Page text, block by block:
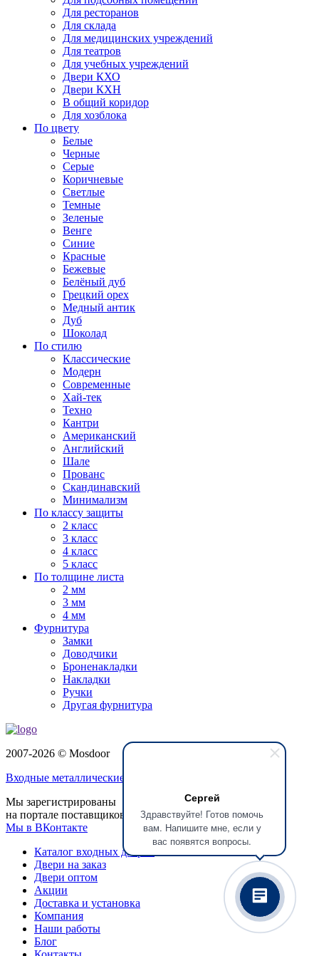
Сергей
Здравствуйте! Готов помочь
вам. Напишите мне, если у
вас появятся вопросы.
Для ресторанов
Для склада
Для медицинских учреждений
Для театров
Для учебных учреждений
Двери КХО
Двери КХН
В общий коридор
Для хозблока
По цвету
Белые
Черные
Серые
Коричневые
Светлые
Темные
Зеленые
Венге
Синие
Красные
Бежевые
Белёный дуб
Грецкий орех
Медный антик
Дуб
Шоколад
По стилю
Классические
Модерн
Современные
Хай-тек
Техно
Кантри
Американский
Английский
Шале
Прованс
Скандинавский
Минимализм
По классу защиты
2 класс
3 класс
4 класс
5 класс
По толщине листа
2 мм
3 мм
4 мм
Фурнитура
Замки
Доводчики
Броненакладки
Накладки
Ручки
Другая фурнитура
2007-2026 © Mosdoor
Входные металлические двери
Мы зарегистрированы
на портале поставщиков
Мы в ВКонтакте
Каталог входных дверей
Двери на заказ
Двери оптом
Акции
Доставка и установка
Компания
Наши работы
Блог